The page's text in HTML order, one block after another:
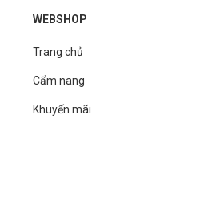
WEBSHOP
Trang chủ
Cẩm nang
Khuyến mãi